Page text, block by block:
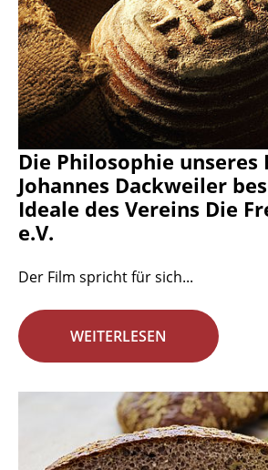
Die Philosophie unseres
Johannes Dackweiler
Ideale des Vereins Die
e.V.
Der Film spricht für sich...
WEITERLESEN